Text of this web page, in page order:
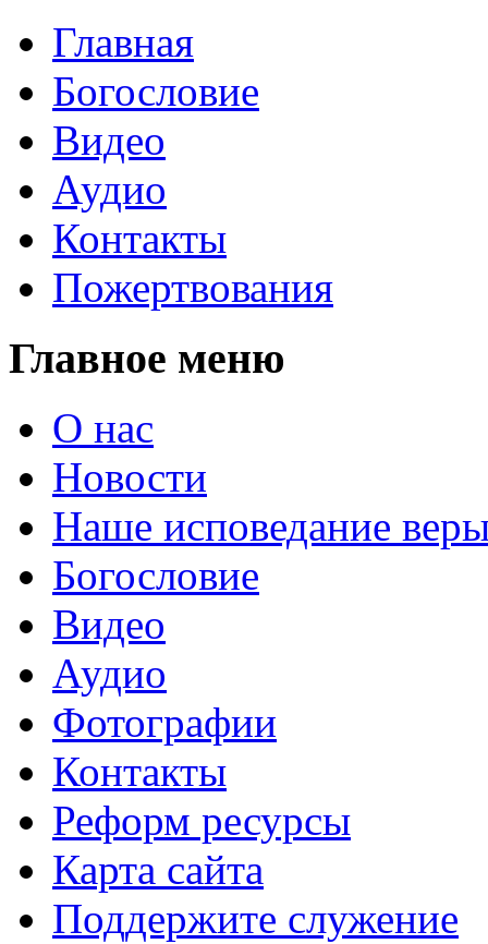
Главная
Богословие
Видео
Аудио
Контакты
Пожертвования
Главное меню
О нас
Новости
Наше исповедание
Богословие
Видео
Аудио
Фотографии
Контакты
Реформ ресурсы
Карта сайта
Поддержите служение